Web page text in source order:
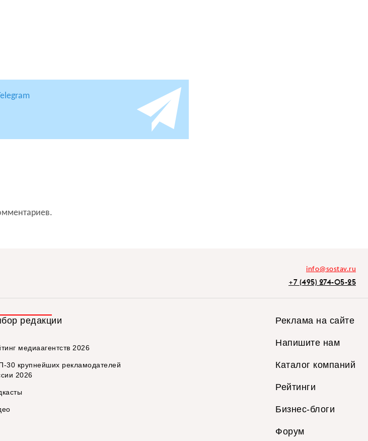
info@sostav.ru
+7 (495) 274-05-25
редакции
медиаагентств 2026
30 крупнейших рекламодателей
2026
Реклама на сайте
Напишите нам
Каталог компаний
Рейтинги
Бизнес-блоги
Форум